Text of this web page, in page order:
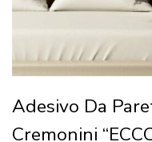
Adesivo Da
Cremonini